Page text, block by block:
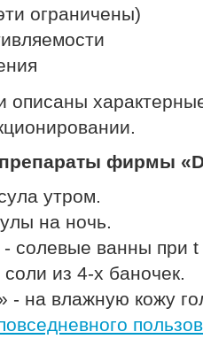
ограничены)
описаны
фирмы
утром.
на ночь.
- солевые ванны при
из 4-х баночек.
- на влажную кожу